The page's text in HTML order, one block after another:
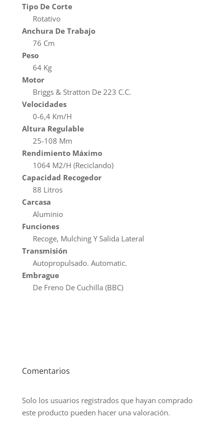
Tipo De Corte
Rotativo
Anchura De Trabajo
76 Cm
Peso
64 Kg
Motor
Briggs & Stratton De 223 C.C.
Velocidades
0-6,4 Km/H
Altura Regulable
25-108 Mm
Rendimiento Máximo
1064 M2/H (Reciclando)
Capacidad Recogedor
88 Litros
Carcasa
Aluminio
Funciones
Recoge, Mulching Y Salida Lateral
Transmisión
Autopropulsado. Automatic.
Embrague
De Freno De Cuchilla (BBC)
Comentarios
Solo los usuarios registrados que hayan comprado
este producto pueden hacer una valoración.